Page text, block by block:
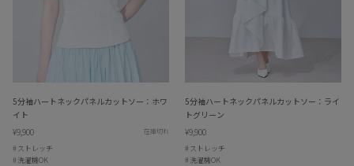
5分袖ハートネックパネルカットソー：ホワ
イト
¥9,900
在庫切れ
ストレッチ
洗濯機OK
5分袖ハートネックパネルカットソー：ライ
トグリーン
¥9,900
ストレッチ
洗濯機OK